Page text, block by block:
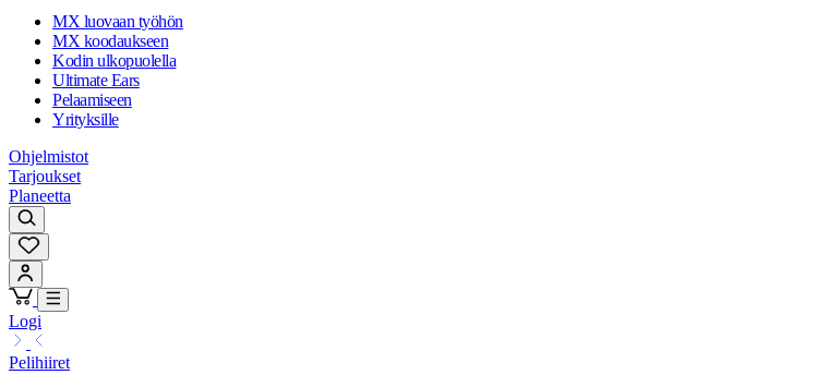
MX luovaan työhön
MX koodaukseen
Kodin ulkopuolella
Ultimate Ears
Pelaamiseen
Yrityksille
Ohjelmistot
Tarjoukset
Planeetta
Logi
Pelihiiret